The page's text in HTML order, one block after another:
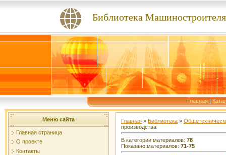
Библиотека Машиностроителя
Главная |
Меню сайта
Главная страница
О проекте
Контакты
Главная » Библиотека »
производства
В категории материалов: 78
Показано материалов: 71-75